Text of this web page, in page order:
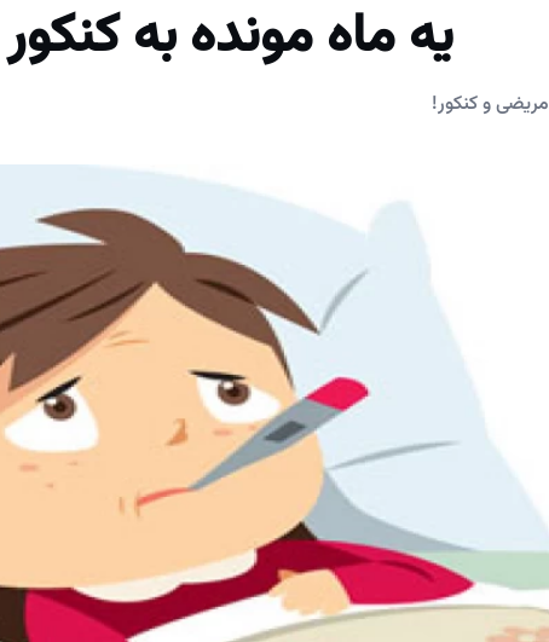
یه ماه مونده به
مریضی و کنکور!